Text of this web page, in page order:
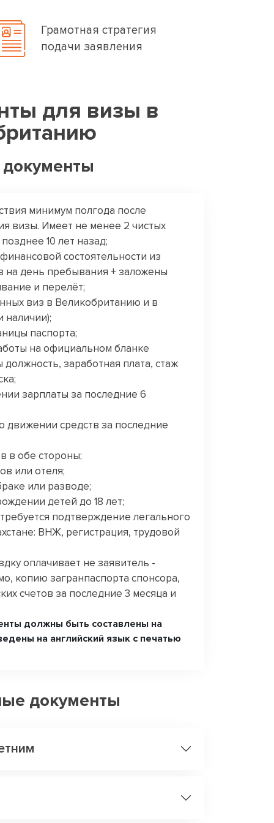
Грамотная стратегия
подачи заявления
для визы в
минимум полгода после
визы. Имеет не менее 2 чистых
10 лет назад;
состоятельности из
на день пребывания + заложены
и перелёт;
виз в Великобританию и в
наличии);
паспорта;
на официальном бланке
заработная плата, стаж
зарплаты за последние 6
движении средств за последние
в обе стороны;
или отеля;
или разводе;
детей до 18 лет;
подтверждение легального
ВНЖ, регистрация, трудовой
оплачивает не заявитель -
копию загранпаспорта спонсора,
счетов за последние 3 месяца и
должны быть составлены на
на английский язык с печатью
документы